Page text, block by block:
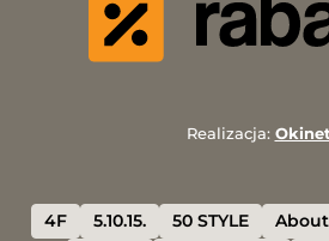
Realizacja:
4F 5.10.15. 50 STYLE